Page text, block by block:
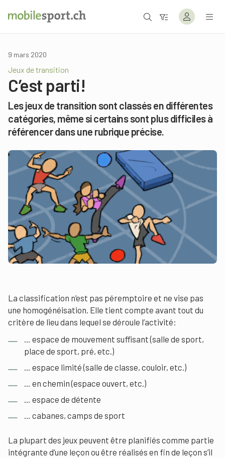
9 mars 2020
Jeux de transition
C’est parti!
Les jeux de transition sont classés en différentes
catégories, même si certains sont plus difficiles à
référencer dans une rubrique précise.
La classification n’est pas péremptoire et ne vise pas
une homogénéisation. Elle tient compte avant tout du
critère de lieu dans lequel se déroule l’activité:
… espace de mouvement suffisant (salle de sport,
place de sport, pré, etc.)
… espace limité (salle de classe, couloir, etc.)
… en chemin (espace ouvert, etc.)
… espace de détente
… cabanes, camps de sport
La plupart des jeux peuvent être planifiés comme partie
intégrante d’une leçon ou être réalisés en fin de leçon s’il